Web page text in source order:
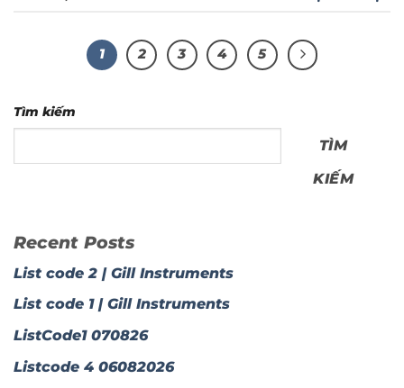
1 2 3 4 5
Tìm kiếm
TÌM
KIẾM
Recent Posts
List code 2 | Gill Instruments
List code 1 | Gill Instruments
ListCode1 070826
Listcode 4 06082026